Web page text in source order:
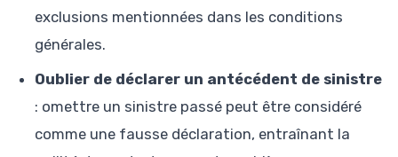
exclusions mentionnées dans les conditions
générales.
Oublier de déclarer un antécédent de sinistre
: omettre un sinistre passé peut être considéré
comme une fausse déclaration, entraînant la